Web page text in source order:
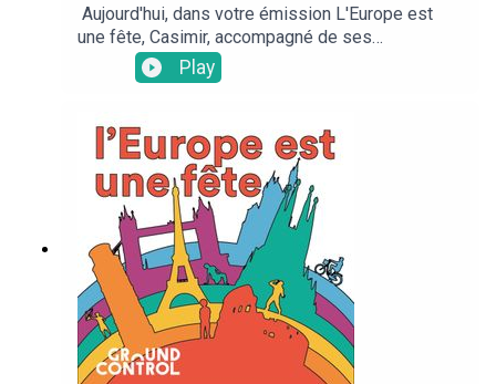
Aujourd'hui, dans votre émission L'Europe est
une fête, Casimir, accompagné de ses
fantastiques chroniqueurs Ruben (Pays-Bas),
Denis (Croatie) et Ruta (Lituanie) vont vous parler
Play